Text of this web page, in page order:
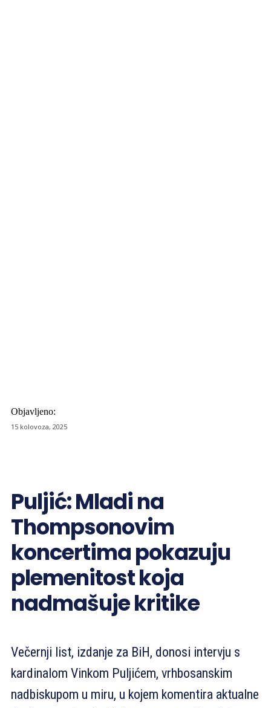
Objavljeno:
15 kolovoza, 2025
Puljić: Mladi na
Thompsonovim
koncertima pokazuju
plemenitost koja
nadmašuje kritike
Večernji list, izdanje za BiH, donosi intervju s
kardinalom Vinkom Puljićem, vrhbosanskim
nadbiskupom u miru, u kojem komentira aktualne